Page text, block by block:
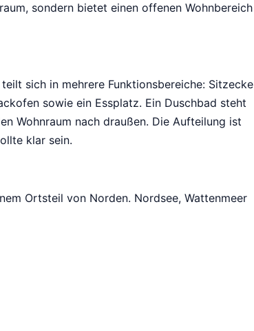
sondern bietet einen offenen Wohnbereich
sich in mehrere Funktionsbereiche: Sitzecke
sowie ein Essplatz. Ein Duschbad steht
Wohnraum nach draußen. Die Aufteilung ist
klar sein.
Ortsteil von Norden. Nordsee, Wattenmeer